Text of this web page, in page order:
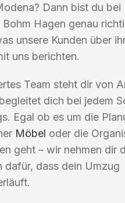
Dann bist du bei
Hagen genau
unsere Kunden über
uns berichten.
Team steht dir von
dich bei jedem
Egal ob es um die
Möbel oder die
geht – wir nehmen dir
dafür, dass dein Umzug